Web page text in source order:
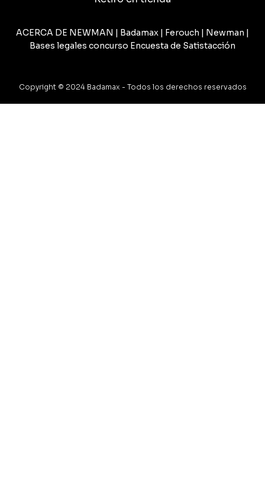
ACERCA DE NEWMAN | Badamax | Ferouch | Newman |
Bases legales concurso Encuesta de Satistacción
Copyright © 2024 Badamax - Todos los derechos reservados